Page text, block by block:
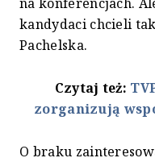
kandydaci chcieli
Pachelska.
Czytaj też:
zorganizują
O braku